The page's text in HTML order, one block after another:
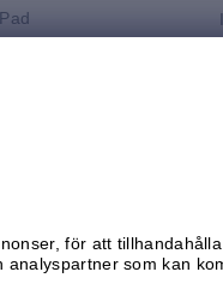
Android
för att
som kan